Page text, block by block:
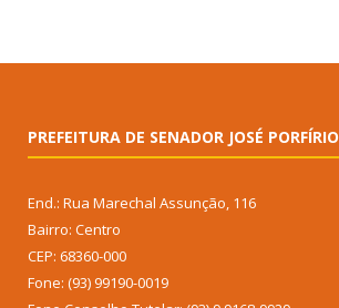
PREFEITURA DE SENADOR JOSÉ PORFÍRIO
End.: Rua Marechal Assunção, 116
Bairro: Centro
CEP: 68360-000
Fone: (93) 99190-0019